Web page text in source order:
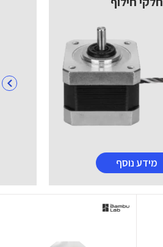
מידע נוסף